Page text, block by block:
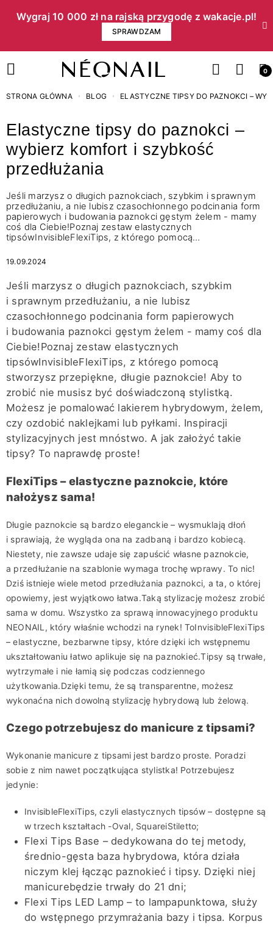
Wygraj 10 000 zł na rajską przygodę z wakacje.pl!​
SPRAWDZAM
0
STRONA GŁÓWNA BLOG ELASTYCZNE TIPSY DO PAZNOKCI –
Elastyczne tipsy do paznokci –
wybierz komfort i szybkość
przedłużania
Jeśli marzysz o długich paznokciach, szybkim i sprawnym
przedłużaniu, a nie lubisz czasochłonnego podcinania form
papierowych i budowania paznokci gęstym żelem - mamy
coś dla Ciebie!Poznaj zestaw elastycznych
tipsówInvisibleFlexiTips, z którego pomocą…
19.09.2024
Jeśli marzysz o długich paznokciach, szybkim
i sprawnym przedłużaniu, a nie lubisz
czasochłonnego podcinania form papierowych
i budowania paznokci gęstym żelem - mamy coś dla
Ciebie!Poznaj zestaw elastycznych
tipsówInvisibleFlexiTips, z którego pomocą
stworzysz przepiękne, długie paznokcie! Aby to
zrobić nie musisz być doświadczoną stylistką.
Możesz je pomalować lakierem hybrydowym, żelem,
czy ozdobić naklejkami lub pyłkami. Inspiracji
stylizacyjnych jest mnóstwo. A jak założyć takie
tipsy? To naprawdę proste!
FlexiTips – elastyczne paznokcie, które
nałożysz sama!
Długie paznokcie są bardzo eleganckie – wysmuklają dłoń
i sprawiają, że wygląda ona na zadbaną i bardzo kobiecą.
Niestety, nie zawsze udaje się zapuścić własne paznokcie,
a przedłużanie na szablonie wymaga trochę wprawy. To nic!
Dziś istnieje wiele metod przedłużania paznokci, a ta, o której
opowiemy, jest wyjątkowo łatwa.Taką stylizację możesz zrobić
samaw domu. Wszystko za sprawą innowacyjnego produktu
NEONAIL, który właśnie wchodzi na rynek! ToInvisibleFlexiTips
– elastyczne, bezbarwne tipsy, które dzięki ich wstępnemu
ukształtowaniułatwo aplikuje się na paznokieć.Tipsy są trwałe,
wytrzymałe i nie łamią się podczas codziennego
użytkowania.Dzięki temu, że są transparentne, możesz
wykonaćna nich dowolną stylizację hybrydową lub żelową.
Czego potrzebujesz do manicure z tipsami?
Wykonanie manicure z tipsami jest bardzo proste. Poradzi
sobie z nim nawet początkująca stylistka! Potrzebujesz
jedynie:
InvisibleFlexiTips, czyli elastycznych tipsów – dostępne są
w trzech kształtach -Oval, SquareiStiletto;
FlexiTips Base – dedykowana do tej metody,
średnio-gęsta baza hybrydowa, która działa
niczym klej łącząc paznokieć i tipsy. Dzięki niej
manicurebędzie trwały do 21 dni;
FlexiTips LED Lamp – to lampapunktowa, służy
do wstępnego przymrażania bazy itipsa. Korpus